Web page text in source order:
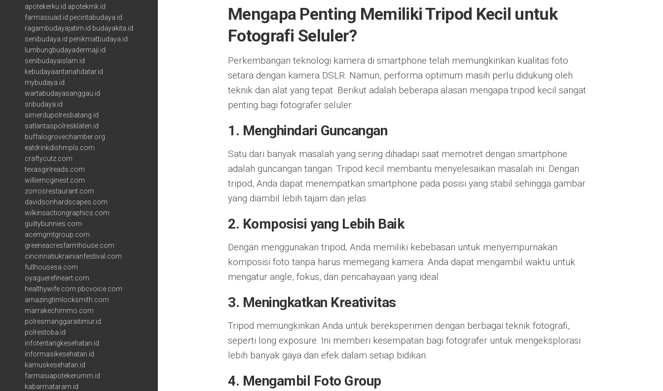
Mengapa Penting Memiliki Tripod Kecil untuk
Fotografi Seluler?
Perkembangan teknologi kamera di smartphone telah memungkinkan kualitas foto
setara dengan kamera DSLR. Namun, performa optimum masih perlu didukung oleh
teknik dan alat yang tepat. Berikut adalah beberapa alasan mengapa tripod kecil sangat
penting bagi fotografer seluler.
1. Menghindari Guncangan
Satu dari banyak masalah yang sering dihadapi saat memotret dengan smartphone
adalah guncangan tangan. Tripod kecil membantu menyelesaikan masalah ini. Dengan
tripod, Anda dapat menempatkan smartphone pada posisi yang stabil sehingga gambar
yang diambil lebih tajam dan jelas.
2. Komposisi yang Lebih Baik
Dengan menggunakan tripod, Anda memiliki kebebasan untuk menyempurnakan
komposisi foto tanpa harus memegang kamera. Anda dapat mengambil waktu untuk
mengatur angle, fokus, dan pencahayaan yang ideal.
3. Meningkatkan Kreativitas
Tripod memungkinkan Anda untuk bereksperimen dengan berbagai teknik fotografi,
seperti long exposure. Ini memberi kesempatan bagi fotografer untuk mengeksplorasi
lebih banyak gaya dan efek dalam setiap bidikan.
4. Mengambil Foto Group
apotekerku.id apotekmk.id
farmasiuad.id pecintabudaya.id
ragambudayajatim.id budayakita.id
senibudaya.id penikmatbudaya.id
lumbungbudayadermaji.id
senibudayaislam.id
kebudayaantanahdatar.id
mybudaya.id
wartabudayasanggau.id
sribudaya.id
simerdupolresbatang.id
satlantaspolresklaten.id
buffalogrovechamber.org
eatdrinkdishmpls.com
craftycutz.com
texasgirlreads.com
williemcginest.com
zorrosrestaurant.com
davidsonhardscapes.com
wilkinsactiongraphics.com
guiltybunnies.com
acemgmtgroup.com
greeneacresfarmhouse.com
cincinnatiukrainianfestival.com
fullhousesa.com
oyaguerefineart.com
healthywife.com pbcvoice.com
amazingtimlocksmith.com
marrakechimmo.com
polresmanggaraitimur.id
polrestoba.id
infotentangkesehatan.id
informasikesehatan.id
kamuskesehatan.id
farmasiapotekerumm.id
kabarmataram.id